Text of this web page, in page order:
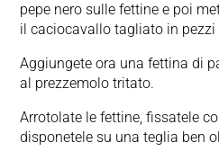
pepe nero sulle fettine e poi
il caciocavallo tagliato in
Aggiungete ora una fettina di
al prezzemolo tritato.
Arrotolate le fettine, fissatele
disponetele su una teglia ben